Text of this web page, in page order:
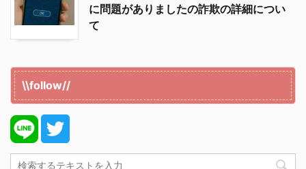
に問題がありましたの詐欺の詳細につい
て
\\follow//